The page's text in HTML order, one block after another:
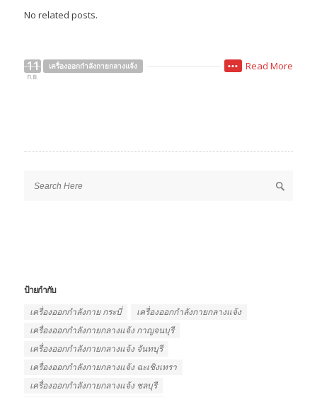
No related posts.
11
ก.ย.
เครื่องออกกำลังกายกลางแจ้ง Read More
•••
ป้ายกำกับ
เครื่องออกกำลังกาย กระบี่
เครื่องออกกำลังกายกลางแจ้ง
เครื่องออกกำลังกายกลางแจ้ง กาญจนบุรี
เครื่องออกกำลังกายกลางแจ้ง จันทบุรี
เครื่องออกกำลังกายกลางแจ้ง ฉะเชิงเทรา
เครื่องออกกำลังกายกลางแจ้ง ชลบุรี